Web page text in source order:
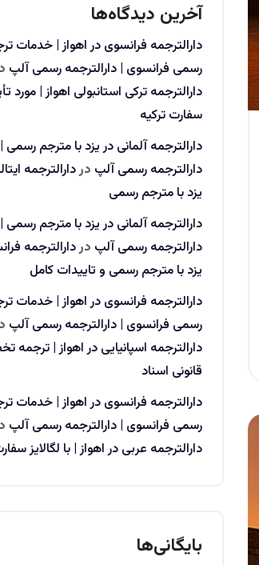
آخرین دیدگاه‌ها
دارالترجمه فرانسوی در اهواز | خدمات
رسمی فرانسوی | دارالترجمه رسمی آلپ
دارالترجمه ترکی استانبولی اهواز | مورد
سفارت ترکیه
دارالترجمه آلمانی در یزد با مترجم رسمی |
دارالترجمه رسمی آلپ دردارالترجمه
یزد با مترجم رسمی
دارالترجمه آلمانی در یزد با مترجم رسمی |
دارالترجمه رسمی آلپ دردارالترجمه
یزد با مترجم رسمی و تاییدات کامل
دارالترجمه فرانسوی در اهواز | خدمات
رسمی فرانسوی | دارالترجمه رسمی آلپ
دارالترجمه اسپانیایی در اهواز |
قانونی اسناد
دارالترجمه فرانسوی در اهواز | خدمات
رسمی فرانسوی | دارالترجمه رسمی آلپ
دارالترجمه عربی در اهواز | با لگالایز
بایگانی‌ها